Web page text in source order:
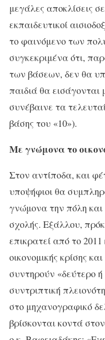
μεγάλες αποκλίσεις
εκπαιδευτικοί
το φαινόμενο των
συγκεκριμένα ότι,
των βάσεων, δεν θα
παιδιά θα
συνέβαινε τα
βάσης του «10»).
Με γνώμονα το
Στον αντίποδα, και
υποψήφιοι θα
γνώμονα την πόλη και
σχολής. Εξάλλου,
επικρατεί από το 2011
οικονομικής κρίσης
συντηρούν «δεύτερο ή
συντριπτική
στο μηχανογραφικό
βρίσκονται κοντά